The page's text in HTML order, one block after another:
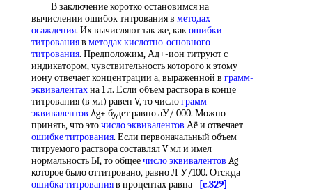
В заключение коротко остановимся на
вычислении ошибок тнтрования в методах
осаждения. Их вычисляют так же, какошибки
титрованияв методах кислотно-основного
титрования. Предположим, Ад+-ион титруют с
индикатором, чувствительность которого к этому
иону отвечает концентрации а, выраженной в грамм-
эквивалентахна 1 л. Если объем раствора в конце
титрования (в мл) равен V, то числограмм-
эквивалентов Ag+ будет равно аУ/ 000. Можно
принять, что эточисло эквивалентов Аё и отвечает
ошибке титрования. Если первоначальный объем
титруемого раствора составлял V мл и имел
нормальность Ы, то общеечисло эквивалентов Ag
которое было оттитровано, равно Л У/100. Отсюда
ошибка титрованияв процентах равна
[c.329]